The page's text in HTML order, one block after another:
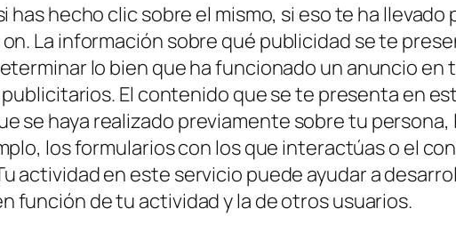
has hecho clic sobre el mismo, si eso te ha
La información sobre qué publicidad se te
lo bien que ha funcionado un anuncio en
El contenido que se te presenta en
se haya realizado previamente sobre tu
los formularios con los que interactúas o el
actividad en este servicio puede ayudar a
función de tu actividad y la de otros usuarios.